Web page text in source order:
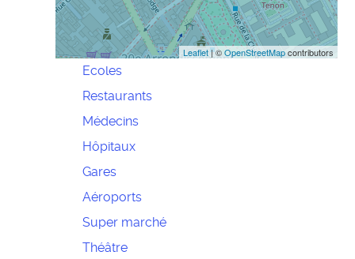
Leaflet| ©OpenStreetMapcontributors
Ecoles
Restaurants
Médecins
Hôpitaux
Gares
Aéroports
Super marché
Théâtre